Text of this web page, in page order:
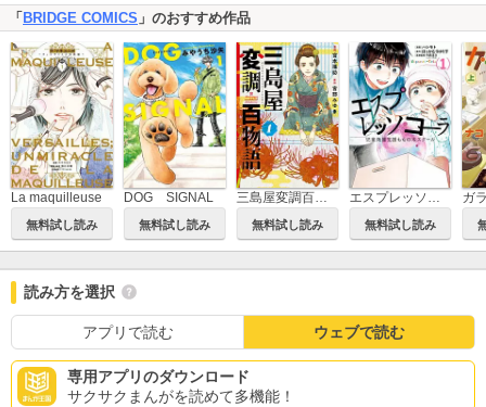
「 BRIDGE COMICS 」のおすすめ作品
La maquilleuse
無料試し読み
DOG SIGNAL
無料試し読み
三島屋変調百物語
無料試し読み
エスプレッソ・コーラ 児童発達支援ももの木スクール
無料試し読み
ガ
読み方を選択
アプリで読む ウェブで読む
専用アプリのダウンロード
サクサクまんがを読めて多機能！